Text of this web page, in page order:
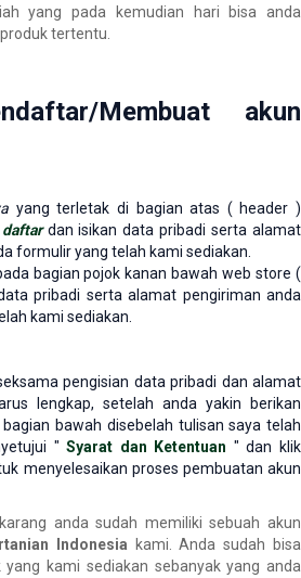
yang pada kemudian hari bisa anda
tertentu.
Membuat akun
yang terletak di bagian atas ( header )
daftar dan isikan data pribadi serta alamat
formulir yang telah kami sediakan.
bagian pojok kanan bawah web store (
pribadi serta alamat pengiriman anda
kami sediakan.
pengisian data pribadi dan alamat
lengkap, setelah anda yakin berikan
bawah disebelah tulisan saya telah
"Syarat dan Ketentuan " dan klik
menyelesaikan proses pembuatan akun
anda sudah memiliki sebuah akun
Indonesia kami. Anda sudah bisa
kami sediakan sebanyak yang anda